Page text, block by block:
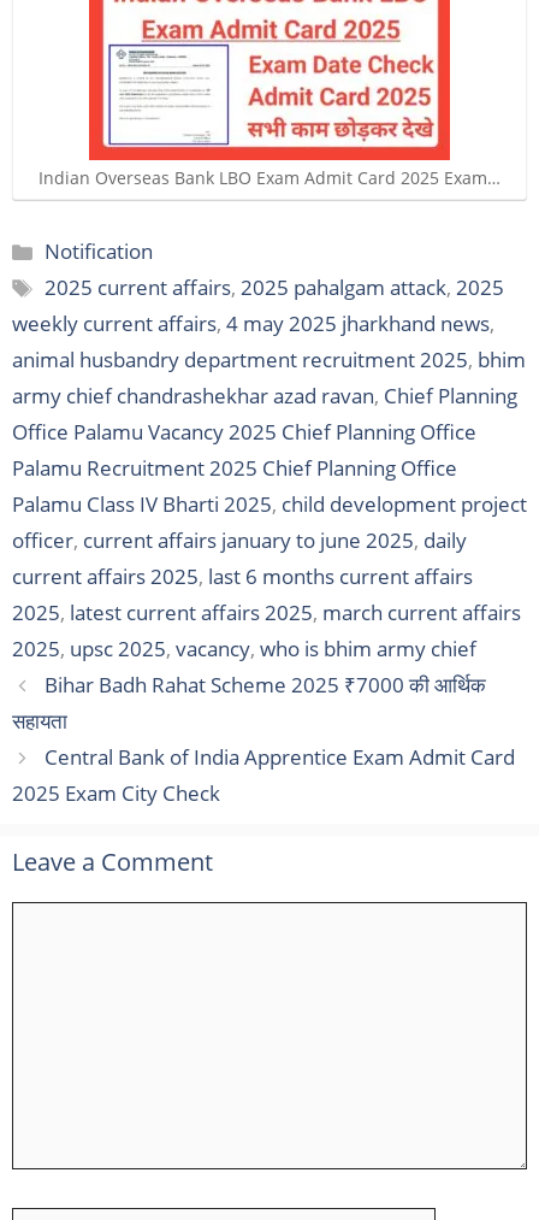
Indian Overseas Bank LBO Exam Admit Card 2025 Exam…
Categories
Notification
Tags
2025 current affairs,2025 pahalgam attack,2025
weekly current affairs, 4 may 2025 jharkhand news,
animal husbandry department recruitment 2025, bhim
army chief chandrashekhar azad ravan, Chief Planning
Office Palamu Vacancy 2025 Chief Planning Office
Palamu Recruitment 2025 Chief Planning Office
Palamu Class IV Bharti 2025, child development project
officer, current affairs january to june 2025, daily
current affairs 2025, last 6 months current affairs
2025, latest current affairs 2025, march current affairs
2025, upsc 2025, vacancy, who is bhim army chief
Bihar Badh Rahat Scheme 2025 ₹7000 की आर्थिक
सहायता
Central Bank of India Apprentice Exam Admit Card
2025 Exam City Check
Leave a Comment